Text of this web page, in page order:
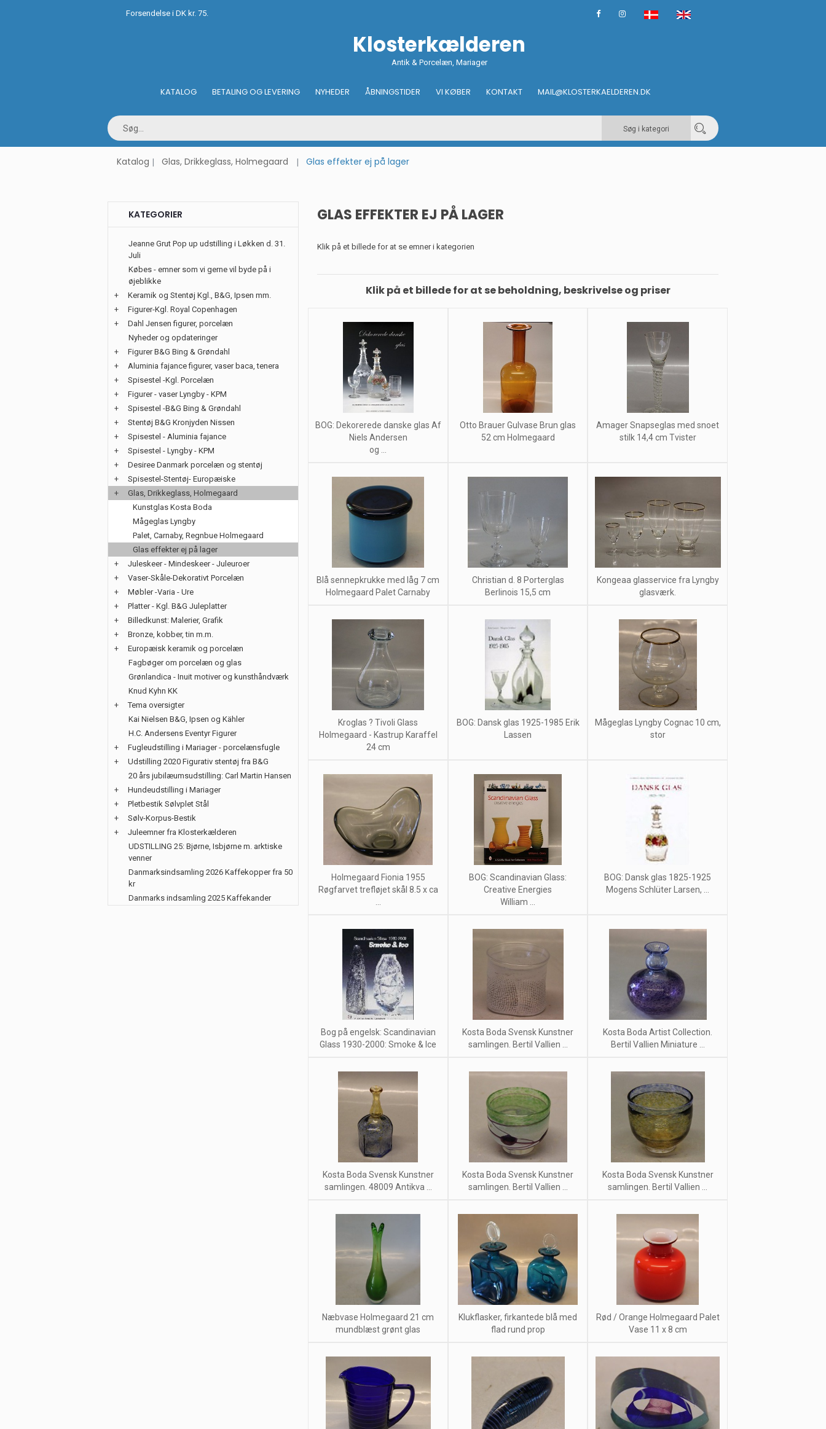
Forsendelse i DK kr. 75.
Klosterkælderen
Antik & Porcelæn, Mariager
KATALOG BETALING OG LEVERING NYHEDER ÅBNINGSTIDER VI KØBER KONTAKT MAIL@KLOSTERKAELDEREN.DK
Søg i kategori
Katalog Glas, Drikkeglass, Holmegaard Glas effekter ej på lager
GLAS EFFEKTER EJ PÅ LAGER
Klik på et billede for at se emner i kategorien
Klik på et billede for at se beholdning, beskrivelse og priser
BOG: Dekorerede danske glas Af
Niels Andersen
og ...
Otto Brauer Gulvase Brun glas
52 cm Holmegaard
Amager Snapseglas med snoet
stilk 14,4 cm Tvister
Blå sennepkrukke med låg 7 cm
Holmegaard Palet Carnaby
Christian d. 8 Porterglas
Berlinois 15,5 cm
Kongeaa glasservice fra Lyngby
glasværk.
Kroglas ? Tivoli Glass
Holmegaard - Kastrup Karaffel
24 cm
BOG: Dansk glas 1925-1985 Erik
Lassen
Mågeglas Lyngby Cognac 10 cm,
stor
Holmegaard Fionia 1955
Røgfarvet trefløjet skål 8.5 x ca
BOG: Scandinavian Glass:
Creative Energies
William ...
BOG: Dansk glas 1825-1925
Mogens Schlüter Larsen, ...
Bog på engelsk: Scandinavian
Glass 1930-2000: Smoke & Ice
Kosta Boda Svensk Kunstner
samlingen. Bertil Vallien ...
Kosta Boda Artist Collection.
Bertil Vallien Miniature ...
Kosta Boda Svensk Kunstner
samlingen. 48009 Antikva ...
Kosta Boda Svensk Kunstner
samlingen. Bertil Vallien ...
Kosta Boda Svensk Kunstner
samlingen. Bertil Vallien ...
Næbvase Holmegaard 21 cm
mundblæst grønt glas
Klukflasker, firkantede blå med
flad rund prop
Rød / Orange Holmegaard Palet
Vase 11 x 8 cm
KATEGORIER
Jeanne Grut Pop up udstilling i Løkken d. 31.
Juli
Købes - emner som vi gerne vil byde på i
øjeblikke
+
Keramik og Stentøj Kgl., B&G, Ipsen mm.
+
Figurer-Kgl. Royal Copenhagen
+
Dahl Jensen figurer, porcelæn
Nyheder og opdateringer
+
Figurer B&G Bing & Grøndahl
+
Aluminia fajance figurer, vaser baca, tenera
+
Spisestel -Kgl. Porcelæn
+
Figurer - vaser Lyngby - KPM
+
Spisestel -B&G Bing & Grøndahl
+
Stentøj B&G Kronjyden Nissen
+
Spisestel - Aluminia fajance
+
Spisestel - Lyngby - KPM
+
Desiree Danmark porcelæn og stentøj
+
Spisestel-Stentøj- Europæiske
+
Glas, Drikkeglass, Holmegaard
Kunstglas Kosta Boda
Mågeglas Lyngby
Palet, Carnaby, Regnbue Holmegaard
Glas effekter ej på lager
+
Juleskeer - Mindeskeer - Juleuroer
+
Vaser-Skåle-Dekorativt Porcelæn
+
Møbler -Varia - Ure
+
Platter - Kgl. B&G Juleplatter
+
Billedkunst: Malerier, Grafik
+
Bronze, kobber, tin m.m.
+
Europæisk keramik og porcelæn
Fagbøger om porcelæn og glas
Grønlandica - Inuit motiver og kunsthåndværk
Knud Kyhn KK
+
Tema oversigter
Kai Nielsen B&G, Ipsen og Kähler
H.C. Andersens Eventyr Figurer
+
Fugleudstilling i Mariager - porcelænsfugle
+
Udstilling 2020 Figurativ stentøj fra B&G
20 års jubilæumsudstilling: Carl Martin Hansen
+
Hundeudstilling i Mariager
+
Pletbestik Sølvplet Stål
+
Sølv-Korpus-Bestik
+
Juleemner fra Klosterkælderen
UDSTILLING 25: Bjørne, Isbjørne m. arktiske
venner
Danmarksindsamling 2026 Kaffekopper fra 50
kr
Danmarks indsamling 2025 Kaffekander